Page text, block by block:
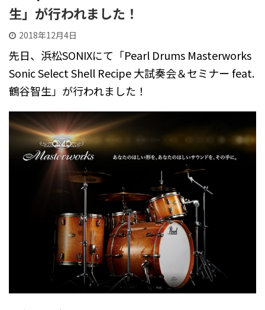
生」が行われました！
2018年12月4日
先日、浜松SONIXにて「Pearl Drums Masterworks
Sonic Select Shell Recipe 大試奏会＆セミナー feat.
鶴谷智生」が行われました！